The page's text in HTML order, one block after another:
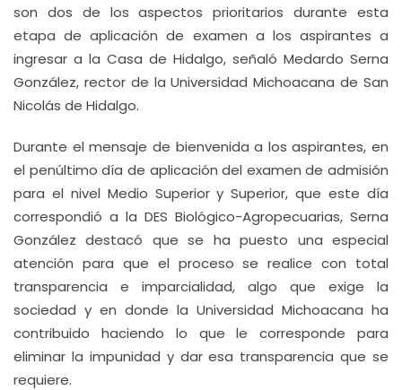
son dos de los aspectos prioritarios durante esta
etapa de aplicación de examen a los aspirantes a
ingresar a la Casa de Hidalgo, señaló Medardo Serna
González, rector de la Universidad Michoacana de San
Nicolás de Hidalgo.
Durante el mensaje de bienvenida a los aspirantes, en
el penúltimo día de aplicación del examen de admisión
para el nivel Medio Superior y Superior, que este día
correspondió a la DES Biológico-Agropecuarias, Serna
González destacó que se ha puesto una especial
atención para que el proceso se realice con total
transparencia e imparcialidad, algo que exige la
sociedad y en donde la Universidad Michoacana ha
contribuido haciendo lo que le corresponde para
eliminar la impunidad y dar esa transparencia que se
requiere.